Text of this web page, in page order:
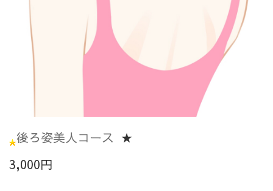
後ろ姿美人コース ★
3,000円